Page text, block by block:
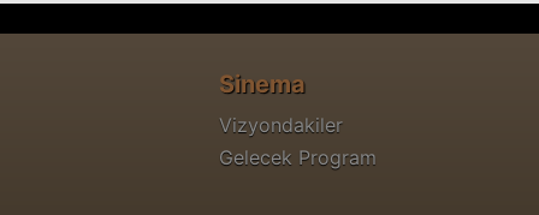
Sinema
Vizyondakiler
Gelecek Program